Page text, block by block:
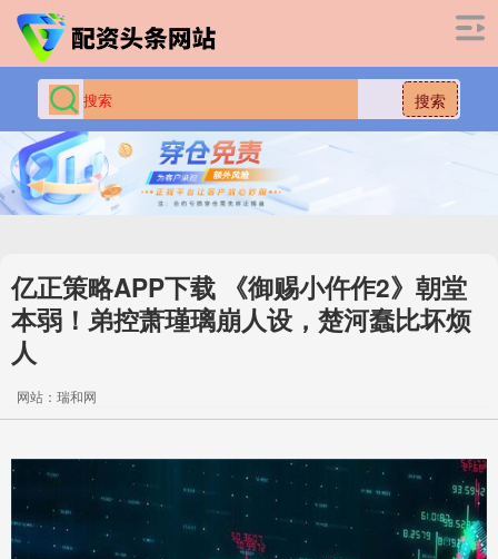
搜索
亿正策略APP下载 《御赐小仵作2》朝堂
本弱！弟控萧瑾璃崩人设，楚河蠢比坏烦
人
网站：瑞和网